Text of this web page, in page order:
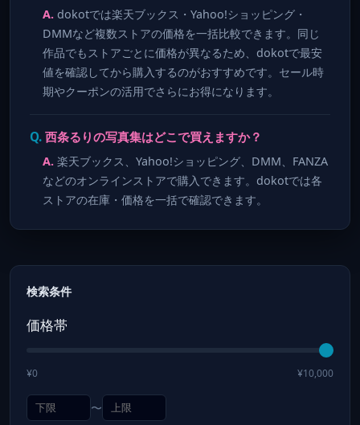
検索条件
価格帯
¥0 ¥10,000
〜
dokotでは楽天ブックス・Yahoo!ショッピング・
DMMなど複数ストアの価格を一括比較できます。同じ
作品でもストアごとに価格が異なるため、dokotで最安
値を確認してから購入するのがおすすめです。セール時
期やクーポンの活用でさらにお得になります。
西条るりの写真集はどこで買えますか？
楽天ブックス、Yahoo!ショッピング、DMM、FANZA
などのオンラインストアで購入できます。dokotでは各
ストアの在庫・価格を一括で確認できます。